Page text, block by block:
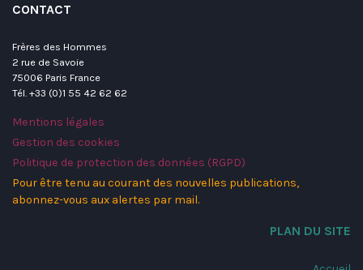
CONTACT
Frères des Hommes
2 rue de Savoie
75006 Paris France
Tél. +33 (0)1 55 42 62 62
Mentions légales
Gestion des cookies
Politique de protection des données (RGPD)
Pour être tenu au courant des nouvelles publications,
abonnez-vous aux alertes par mail.
PLAN DU SITE